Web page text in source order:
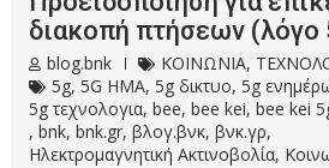
διακοπή πτήσεων (λόγο
blog.bnk ΚΟΙΝΩΝΙΑ,
5g,5G HMA,5g δικτυο,5g
5g τεχνολογια,bee,bee kei,bee kei
,bnk,bnk.gr,βλογ.βνκ,βνκ.γρ,
Ηλεκτρομαγνητική Ακτινοβολία,